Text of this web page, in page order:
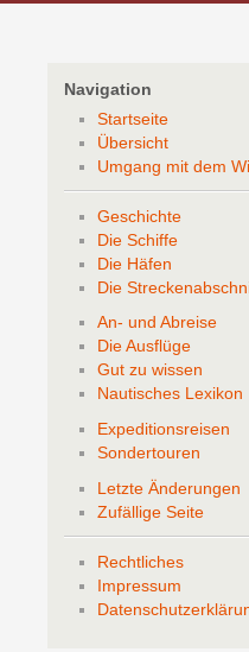
Navigation
Startseite
Übersicht
Umgang mit dem
Geschichte
Die Schiffe
Die Häfen
Die
An- und Abreise
Die Ausflüge
Gut zu wissen
Nautisches Lexikon
Expeditionsreisen
Sondertouren
Letzte Änderungen
Zufällige Seite
Rechtliches
Impressum